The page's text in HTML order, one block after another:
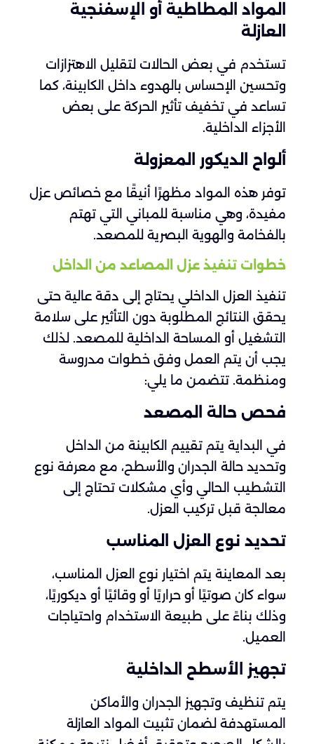
المواد المطاطية أو الإسفنجية
العازلة
تستخدم في بعض الحالات لتقليل الاهتزازات
وتحسين الإحساس بالهدوء داخل الكابينة، كما
تساعد في تخفيف تأثير الحركة على بعض
الأجزاء الداخلية.
ألواح الديكور المعزولة
توفر هذه المواد مظهرًا أنيقًا مع خصائص عزل
مفيدة، وهي مناسبة للمباني التي تهتم
بالفخامة والهوية البصرية للمصعد.
خطوات تنفيذ عزل المصاعد من الداخل
تنفيذ العزل الداخلي يحتاج إلى دقة عالية حتى
يحقق النتائج المطلوبة دون التأثير على سلامة
التشغيل أو المساحة الداخلية للمصعد. لذلك
يجب أن يتم العمل وفق خطوات مدروسة
ومنظمة. تتضمن ما يلي:
فحص حالة المصعد
في البداية يتم تقييم الكابينة من الداخل
وتحديد حالة الجدران والأسطح، مع معرفة نوع
التشطيب الحالي وأي مشكلات تحتاج إلى
معالجة قبل تركيب العزل.
تحديد نوع العزل المناسب
بعد المعاينة يتم اختيار نوع العزل المناسب،
سواء كان صوتيًا أو حراريًا أو وقائيًا أو ديكوريًا،
وذلك بناءً على طبيعة الاستخدام واحتياجات
العميل.
تجهيز الأسطح الداخلية
يتم تنظيف وتجهيز الجدران والأماكن
المستهدفة لضمان تثبيت المواد العازلة